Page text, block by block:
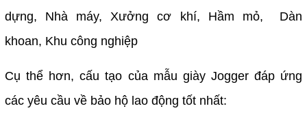
dựng, Nhà máy, Xưởng cơ khí, Hầm mỏ, Dàn
khoan, Khu công nghiệp
Cụ thể hơn, cấu tạo của mẫu giày Jogger đáp ứng
các yêu cầu về bảo hộ lao động tốt nhất: